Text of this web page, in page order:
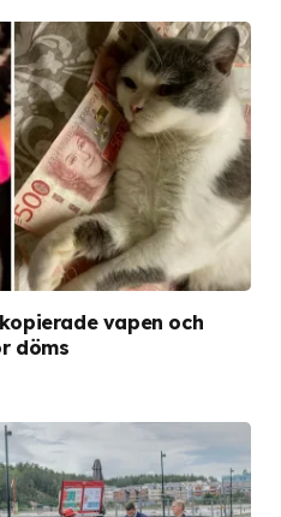
vapen och
döms